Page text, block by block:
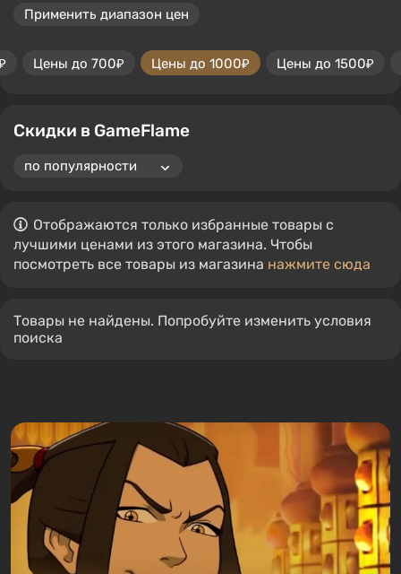
Применить диапазон цен
Цены до 700₽ Цены до 1000₽ Цены до 1500₽
Скидки в GameFlame
Отображаются только избранные товары с
лучшими ценами из этого магазина. Чтобы
посмотреть все товары из магазина нажмите сюда
Товары не найдены. Попробуйте изменить условия
поиска